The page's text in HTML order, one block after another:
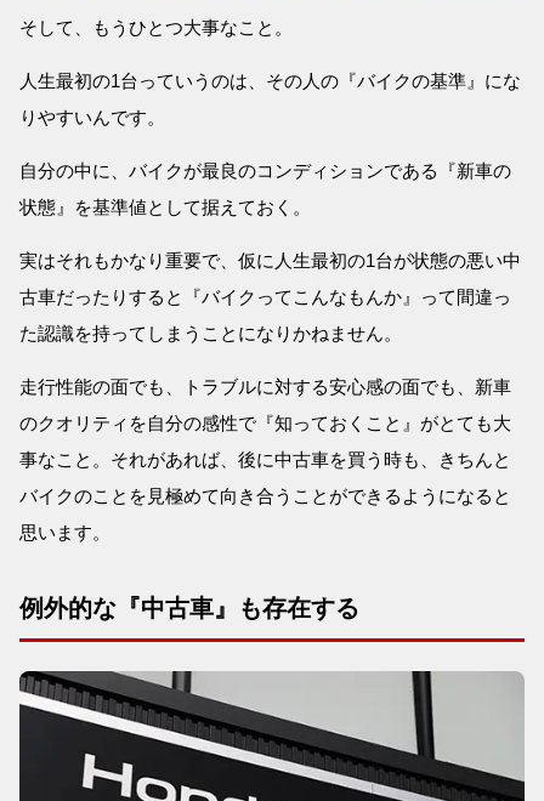
そして、もうひとつ大事なこと。
人生最初の1台っていうのは、その人の『バイクの基準』にな
りやすいんです。
自分の中に、バイクが最良のコンディションである『新車の
状態』を基準値として据えておく。
実はそれもかなり重要で、仮に人生最初の1台が状態の悪い中
古車だったりすると『バイクってこんなもんか』って間違っ
た認識を持ってしまうことになりかねません。
走行性能の面でも、トラブルに対する安心感の面でも、新車
のクオリティを自分の感性で『知っておくこと』がとても大
事なこと。それがあれば、後に中古車を買う時も、きちんと
バイクのことを見極めて向き合うことができるようになると
思います。
例外的な『中古車』も存在する